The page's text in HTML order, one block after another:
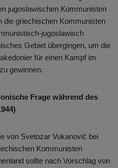
jugoslawischen Kommunisten
die griechischen Kommunisten
jugoslawisch
Gebiet übergingen, um die
für einen Kampf im
gewinnen.
Frage während des
von Svetozar Vukanović bei
Kommunisten
sollte nach Vorschlag von